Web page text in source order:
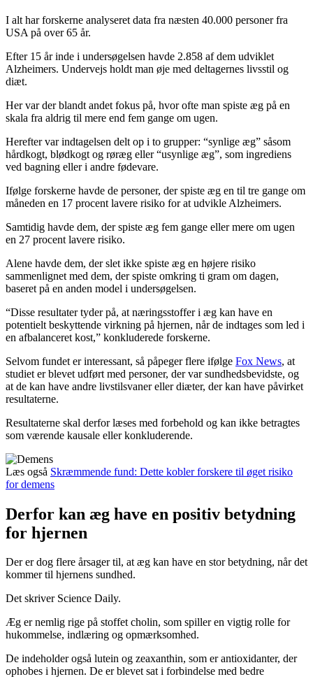
I alt har forskerne analyseret data fra næsten 40.000 personer fra
USA på over 65 år.
Efter 15 år inde i undersøgelsen havde 2.858 af dem udviklet
Alzheimers. Undervejs holdt man øje med deltagernes livsstil og
diæt.
Her var der blandt andet fokus på, hvor ofte man spiste æg på en
skala fra aldrig til mere end fem gange om ugen.
Herefter var indtagelsen delt op i to grupper: “synlige æg” såsom
hårdkogt, blødkogt og røræg eller “usynlige æg”, som ingrediens
ved bagning eller i andre fødevare.
Ifølge forskerne havde de personer, der spiste æg en til tre gange om
måneden en 17 procent lavere risiko for at udvikle Alzheimers.
Samtidig havde dem, der spiste æg fem gange eller mere om ugen
en 27 procent lavere risiko.
Alene havde dem, der slet ikke spiste æg en højere risiko
sammenlignet med dem, der spiste omkring ti gram om dagen,
baseret på en anden model i undersøgelsen.
“Disse resultater tyder på, at næringsstoffer i æg kan have en
potentielt beskyttende virkning på hjernen, når de indtages som led i
en afbalanceret kost,” konkluderede forskerne.
Selvom fundet er interessant, så påpeger flere ifølge Fox News, at
studiet er blevet udført med personer, der var sundhedsbevidste, og
at de kan have andre livstilsvaner eller diæter, der kan have påvirket
resultaterne.
Resultaterne skal derfor læses med forbehold og kan ikke betragtes
som værende kausale eller konkluderende.
Læs også Skræmmende fund: Dette kobler forskere til øget risiko
for demens
Derfor kan æg have en positiv betydning
for hjernen
Der er dog flere årsager til, at æg kan have en stor betydning, når det
kommer til hjernens sundhed.
Det skriver Science Daily.
Æg er nemlig rige på stoffet cholin, som spiller en vigtig rolle for
hukommelse, indlæring og opmærksomhed.
De indeholder også lutein og zeaxanthin, som er antioxidanter, der
ophobes i hjernen. De er blevet sat i forbindelse med bedre